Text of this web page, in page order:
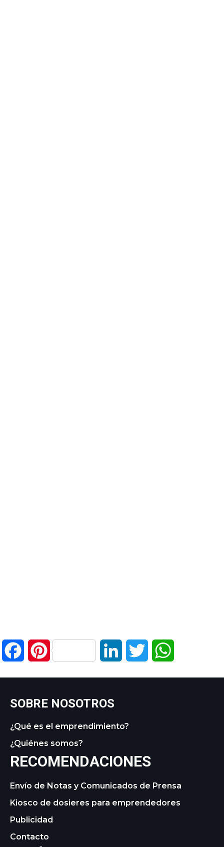
FacebookPinterest LinkedIn Twitter
SOBRE NOSOTROS
¿Qué es el emprendimiento?
¿Quiénes somos?
RECOMENDACIONES
Envío de Notas y Comunicados de Prensa
Kiosco de dosieres para emprendedores
Publicidad
Contacto